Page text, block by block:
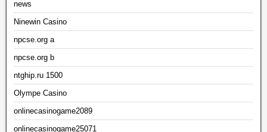
news
Ninewin Casino
npcse.org a
npcse.org b
ntghip.ru 1500
Olympe Casino
onlinecasinogame2089
onlinecasinogame25071